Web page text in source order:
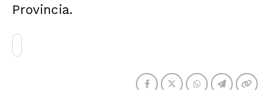
Provincia.